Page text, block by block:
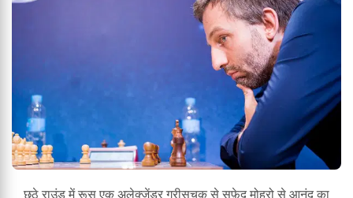
छठे राउंड में रूस एक अलेक्ज़ेंडर ग्रीसचुक से सफ़ेद मोहरो से आनंद का